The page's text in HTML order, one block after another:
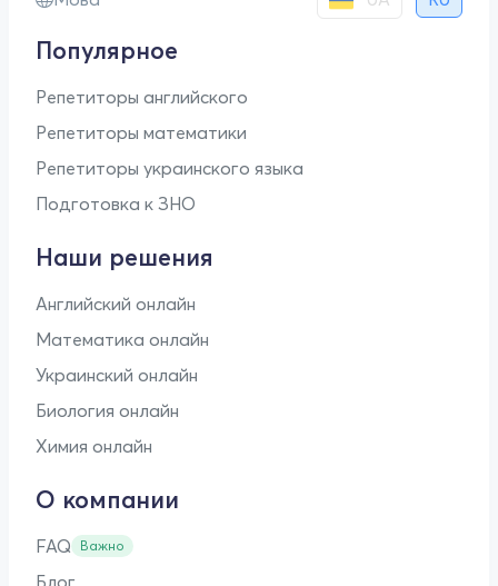
Популярное
Репетиторы английского
Репетиторы математики
Репетиторы украинского языка
Подготовка к ЗНО
Наши решения
Английский онлайн
Математика онлайн
Украинский онлайн
Биология онлайн
Химия онлайн
О компании
FAQ Важно
Блог